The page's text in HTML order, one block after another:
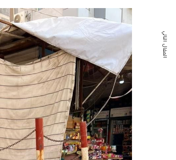
المقال التالي